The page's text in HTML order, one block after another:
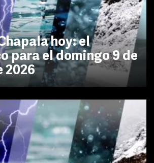
hoy: el
para el domingo 9 de
2026